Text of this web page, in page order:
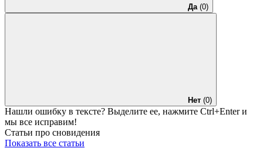
Да (0)
Нет (0)
Нашли ошибку в тексте? Выделите ее, нажмите Ctrl+Enterи
мы все исправим!
Статьи про сновидения
Показать все статьи